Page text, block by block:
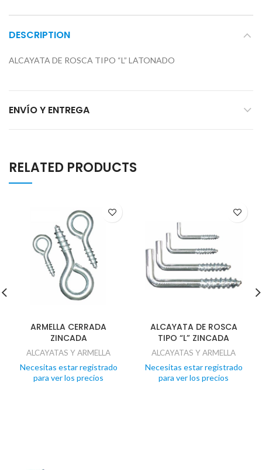
DESCRIPTION
ALCAYATA DE ROSCA TIPO “L” LATONADO
ENVÍO Y ENTREGA
RELATED PRODUCTS
ARMELLA CERRADA
ZINCADA
ALCAYATAS Y ARMELLA
Necesitas estar registrado
para ver los precios
ALCAYATA DE ROSCA
TIPO “L” ZINCADA
ALCAYATAS Y ARMELLA
Necesitas estar registrado
para ver los precios